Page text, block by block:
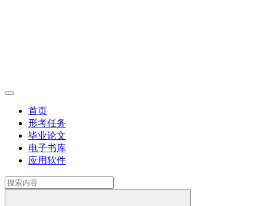
首页
形考任务
毕业论文
电子书库
应用软件